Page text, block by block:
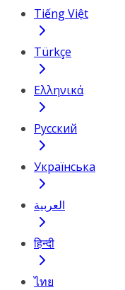
Tiếng Việt
Türkçe
Ελληνικά
Русский
Українська
العربية
हिन्दी
ไทย